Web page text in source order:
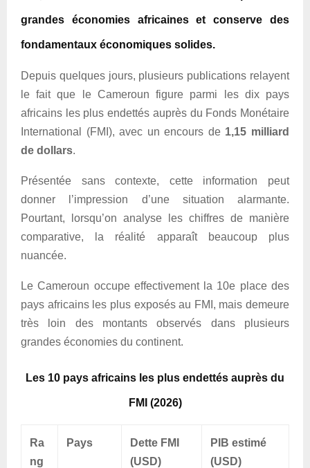
grandes économies africaines et conserve des
fondamentaux économiques solides.
Depuis quelques jours, plusieurs publications relayent
le fait que le Cameroun figure parmi les dix pays
africains les plus endettés auprès du Fonds Monétaire
International (FMI), avec un encours de 1,15 milliard
de dollars.
Présentée sans contexte, cette information peut
donner l’impression d’une situation alarmante.
Pourtant, lorsqu’on analyse les chiffres de manière
comparative, la réalité apparaît beaucoup plus
nuancée.
Le Cameroun occupe effectivement la 10e place des
pays africains les plus exposés au FMI, mais demeure
très loin des montants observés dans plusieurs
grandes économies du continent.
Les 10 pays africains les plus endettés auprès du
FMI (2026)
Ra
ng
Pays
Dette FMI
(USD)
PIB estimé
(USD)